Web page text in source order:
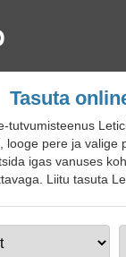
Tasuta
tutvumisteenus
looge pere ja
igas vanuses
Liitu tasuta